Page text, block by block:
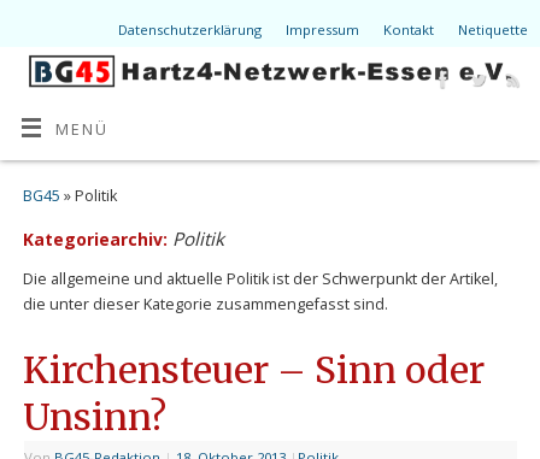
Datenschutzerklärung Impressum Kontakt Netiquette
MENÜ
BG45 » Politik
Kategoriearchiv: Politik
Die allgemeine und aktuelle Politik ist der Schwerpunkt der Artikel,
die unter dieser Kategorie zusammengefasst sind.
Kirchensteuer – Sinn oder
Unsinn?